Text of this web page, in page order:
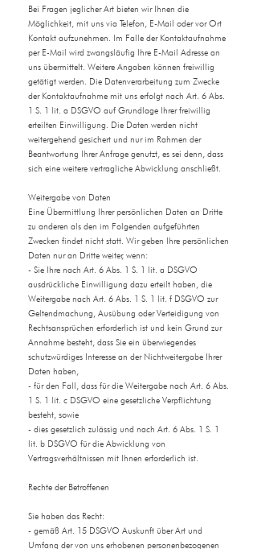
Bei Fragen jeglicher Art bieten wir Ihnen die
Möglichkeit, mit uns via Telefon, E-Mail oder vor Ort
Kontakt aufzunehmen. Im Falle der Kontaktaufnahme
per E-Mail wird zwangsläufig Ihre E-Mail Adresse an
uns übermittelt. Weitere Angaben können freiwillig
getätigt werden. Die Datenverarbeitung zum Zwecke
der Kontaktaufnahme mit uns erfolgt nach Art. 6 Abs.
1 S. 1 lit. a DSGVO auf Grundlage Ihrer freiwillig
erteilten Einwilligung. Die Daten werden nicht
weitergehend gesichert und nur im Rahmen der
Beantwortung Ihrer Anfrage genutzt, es sei denn, dass
sich eine weitere vertragliche Abwicklung anschließt.
Weitergabe von Daten
Eine Übermittlung Ihrer persönlichen Daten an Dritte
zu anderen als den im Folgenden aufgeführten
Zwecken findet nicht statt. Wir geben Ihre persönlichen
Daten nur an Dritte weiter, wenn:
- Sie Ihre nach Art. 6 Abs. 1 S. 1 lit. a DSGVO
ausdrückliche Einwilligung dazu erteilt haben, die
Weitergabe nach Art. 6 Abs. 1 S. 1 lit. f DSGVO zur
Geltendmachung, Ausübung oder Verteidigung von
Rechtsansprüchen erforderlich ist und kein Grund zur
Annahme besteht, dass Sie ein überwiegendes
schutzwürdiges Interesse an der Nichtweitergabe Ihrer
Daten haben,
- für den Fall, dass für die Weitergabe nach Art. 6 Abs.
1 S. 1 lit. c DSGVO eine gesetzliche Verpflichtung
besteht, sowie
- dies gesetzlich zulässig und nach Art. 6 Abs. 1 S. 1
lit. b DSGVO für die Abwicklung von
Vertragsverhältnissen mit Ihnen erforderlich ist.
Rechte der Betroffenen
Sie haben das Recht:
- gemäß Art. 15 DSGVO Auskunft über Art und
Umfang der von uns erhobenen personenbezogenen